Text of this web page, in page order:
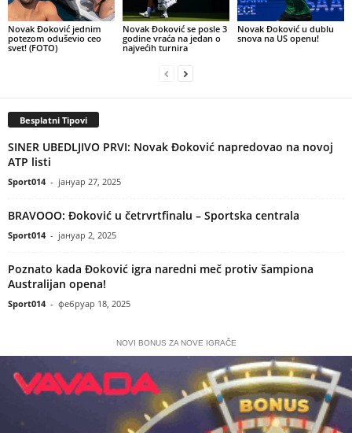
Novak Đoković jednim
potezom oduševio ceo
svet! (FOTO)
Novak Đoković se posle 3
godine vraća na jedan o
najvećih turnira
Novak Đoković u dublu
snova na US openu!
Besplatni Tipovi
SINER UBEDLJIVO PRVI: Novak Đoković napredovao na novoj
ATP listi
Sport014 - јануар 27, 2025
BRAVOOO: Đoković u četrvrtfinalu – Sportska centrala
Sport014 - јануар 2, 2025
Poznato kada Đoković igra naredni meč protiv šampiona
Australijan opena!
Sport014 - фебруар 18, 2025
NOVI BONUS ZA NOVE IGRAČE